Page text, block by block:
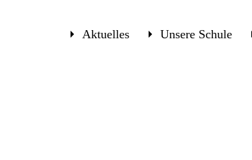
Aktuelles Unsere Schule